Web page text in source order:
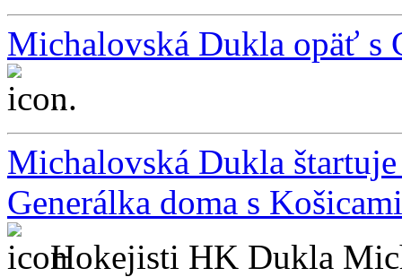
Michalovská Dukla opäť s
...
Michalovská Dukla
Generálka doma s Košicami
Hokejisti HK Dukla